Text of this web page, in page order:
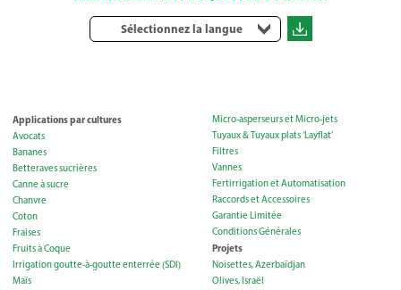
Sélectionnez la langue
Applications par cultures
Avocats
Bananes
Betteraves sucrières
Canne à sucre
Chanvre
Coton
Fraises
Fruits à Coque
Irrigation goutte-à-goutte enterrée (SDI)
Maïs
Micro-asperseurs et Micro-jets
Tuyaux & Tuyaux plats ‘Layflat’
Filtres
Vannes
Fertirrigation et Automatisation
Raccords et Accessoires
Garantie Limitée
Conditions Générales
Projets
Noisettes, Azerbaïdjan
Olives, Israël